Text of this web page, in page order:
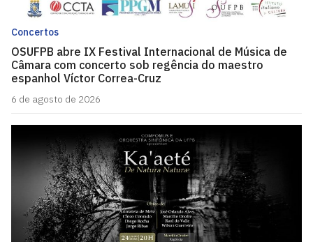
Concertos
OSUFPB abre IX Festival Internacional de Música de
Câmara com concerto sob regência do maestro
espanhol Víctor Correa-Cruz
6 de agosto de 2026